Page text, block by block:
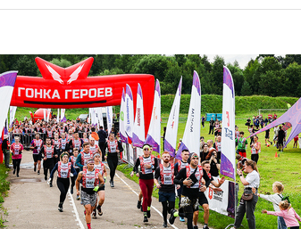
13:03Испания ввела
12:27Возгорание на Ильском
НПЗ, вызванное атакой БПЛА,
потушили
11:47Суд оставил под
арестом Rolls-Royce блогера
Лерчек
11:07При столкновении
катера и лодки под Самарой
погибли два человека